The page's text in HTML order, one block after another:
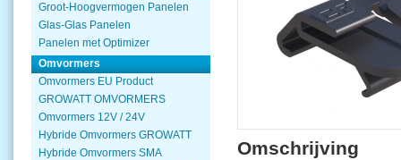
Groot-Hoogvermogen Panelen
Glas-Glas Panelen
Panelen met Optimizer
Omvormers
Omvormers EU Product
GROWATT OMVORMERS
Omvormers 12V / 24V
Hybride Omvormers GROWATT
Hybride Omvormers SMA
Omschrijving